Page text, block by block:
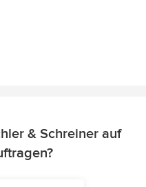
& Schreiner auf